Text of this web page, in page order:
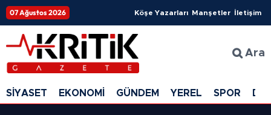
07 Ağustos 2026 Köşe Yazarları Manşetler İletişim
Ara
SİYASET EKONOMİ GÜNDEM YEREL SPOR